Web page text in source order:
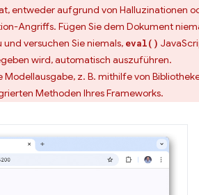
entweder aufgrund von Halluzinationen
Angriffs. Fügen Sie dem Dokument
versuchen Sie niemals, eval()
wird, automatisch auszuführen.
Modellausgabe, z. B. mithilfe von
Methoden Ihres Frameworks.